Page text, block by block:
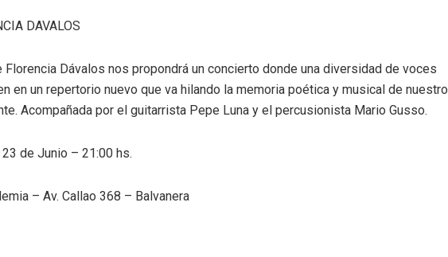
DAVALOS
Florencia Dávalos nos propondrá un concierto donde una diversidad de voces
en un repertorio nuevo que va hilando la memoria poética y musical de nuestro
Acompañada por el guitarrista Pepe Luna y el percusionista Mario Gusso.
de Junio – 21:00 hs.
– Av. Callao 368 – Balvanera